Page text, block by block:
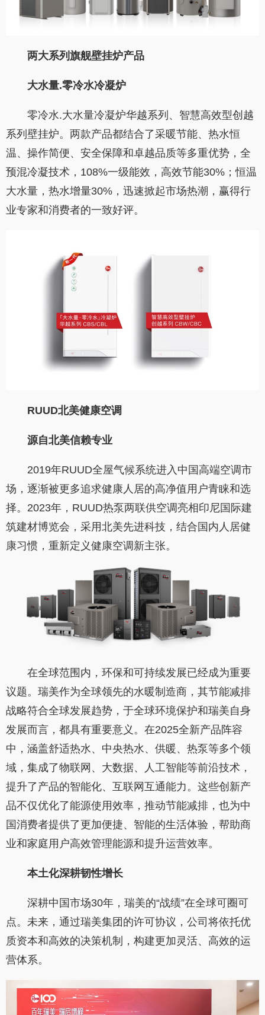
两大系列旗舰壁挂炉产品
大水量.零冷水冷凝炉
零冷水.大水量冷凝炉华越系列、智慧高效型创越
系列壁挂炉。两款产品都结合了采暖节能、热水恒
温、操作简便、安全保障和卓越品质等多重优势，全
预混冷凝技术，108%一级能效，高效节能30%；恒温
大水量，热水增量30%，迅速掀起市场热潮，赢得行
业专家和消费者的一致好评。
RUUD北美健康空调
源自北美信赖专业
2019年RUUD全屋气候系统进入中国高端空调市
场，逐渐被更多追求健康人居的高净值用户青睐和选
择。2023年，RUUD热泵两联供空调亮相印尼国际建
筑建材博览会，采用北美先进科技，结合国内人居健
康习惯，重新定义健康空调新主张。
在全球范围内，环保和可持续发展已经成为重要
议题。瑞美作为全球领先的水暖制造商，其节能减排
战略符合全球发展趋势，于全球环境保护和瑞美自身
发展而言，都具有重要意义。在2025全新产品阵容
中，涵盖舒适热水、中央热水、供暖、热泵等多个领
域，集成了物联网、大数据、人工智能等前沿技术，
提升了产品的智能化、互联网互通能力。这些创新产
品不仅优化了能源使用效率，推动节能减排，也为中
国消费者提供了更加便捷、智能的生活体验，帮助商
业和家庭用户高效管理能源和提升运营效率。
本土化深耕韧性增长
深耕中国市场30年，瑞美的“战绩”在全球可圈可
点。未来，通过瑞美集团的许可协议，公司将依托优
质资本和高效的决策机制，构建更加灵活、高效的运
营体系。